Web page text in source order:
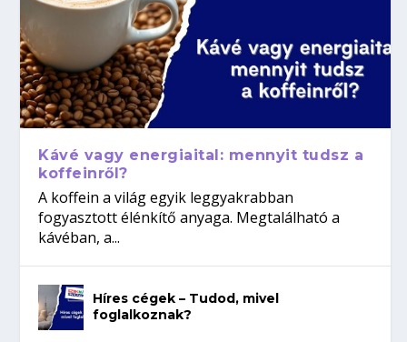
Kávé vagy energiaital: mennyit tudsz a
koffeinről?
A koffein a világ egyik leggyakrabban
fogyasztott élénkítő anyaga. Megtalálható a
kávéban, a...
Híres cégek – Tudod, mivel
foglalkoznak?